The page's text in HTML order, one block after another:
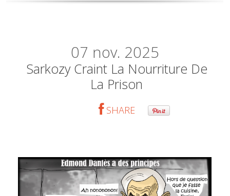
07 nov. 2025
Sarkozy Craint La Nourriture De
La Prison
SHARE